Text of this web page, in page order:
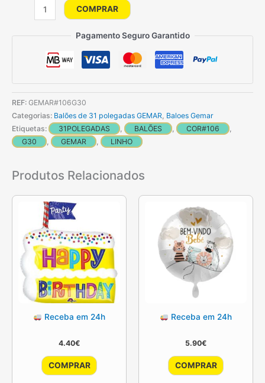
Quantidade
1
de
cm
GEMAR
COMPRAR
Pagamento Seguro Garantido
REF: GEMAR#106G30
Categorias: Balões de 31 polegadas GEMAR Baloes Gemar
Etiquetas:
31POLEGADAS BALÕES COR#106
G30
GEMAR LINHO
Produtos Relacionados
Receba em 24h
4.40€
COMPRAR
Receba em 24h
5.90€
COMPRAR